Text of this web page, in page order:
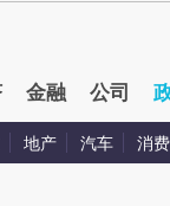
金融 公司
地产 汽车 消费